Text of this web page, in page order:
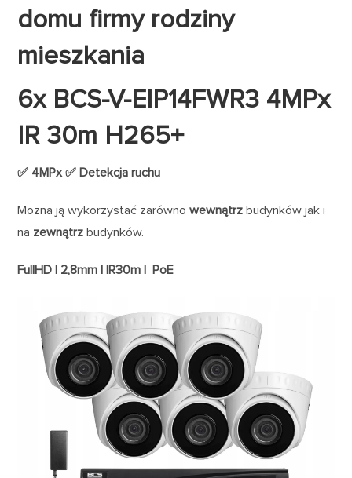
domu firmy rodziny
mieszkania
6x BCS-V-EIP14FWR3 4MPx
IR 30m H265+
✅ 4MPx ✅ Detekcja ruchu
Można ją wykorzystać zarównowewnątrz budynków jak i
na zewnątrz budynków.
FullHD | 2,8mm | IR30m | PoE